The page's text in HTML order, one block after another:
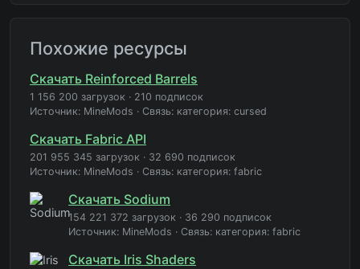
Похожие ресурсы
Скачать Reinforced Barrels
1 156 200 загрузок · 210 подписок
Источник: MineMods · Связь: категория: cursed
Скачать Fabric API
201 955 345 загрузок · 32 690 подписок
Источник: MineMods · Связь: категория: fabric
Скачать Sodium
154 221 372 загрузок · 36 290 подписок
Источник: MineMods · Связь: категория: fabric
Скачать Iris Shaders